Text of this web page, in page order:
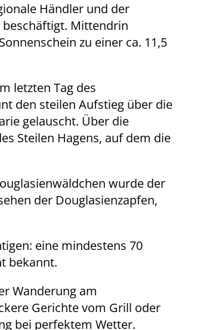
Händler und der
beschäftigt. Mittendrin
zu einer ca. 11,5
letzten Tag des
den steilen Aufstieg über die
gelauscht. Über die
Steilen Hagens, auf dem die
wurde der
der Douglasienzapfen,
eine mindestens 70
bekannt.
Wanderung am
Gerichte vom Grill oder
bei perfektem Wetter.